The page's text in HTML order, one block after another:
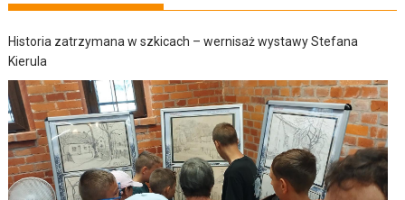
Historia zatrzymana w szkicach – wernisaż wystawy Stefana
Kierula